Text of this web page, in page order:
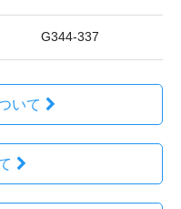
G344-337
いて